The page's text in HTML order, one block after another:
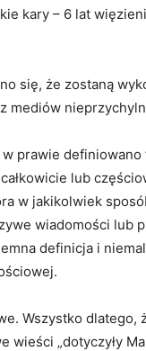
kary – 6 lat
się, że zostaną
mediów
prawie definiowano
lub
w jakikolwiek
wiadomości lub
definicja i
Wszystko dlatego,
wieści „dotyczyły